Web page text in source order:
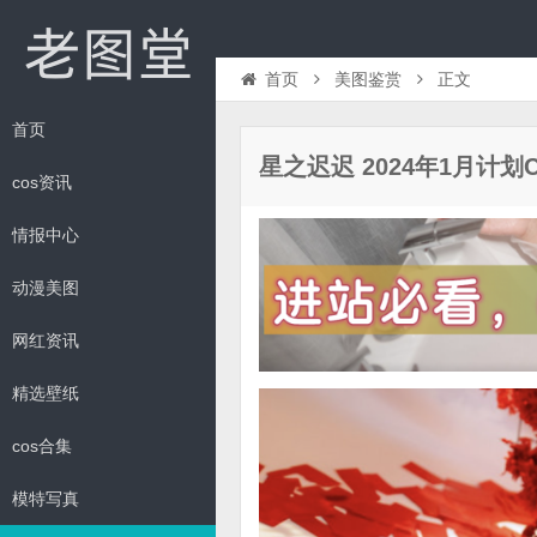
首页
cos资讯
情报中心
动漫美图
网红资讯
精选壁纸
cos合集
模特写真
首页 美图鉴赏 正文
星之迟迟 2024年1月计划